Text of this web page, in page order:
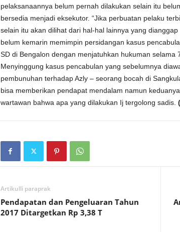
pelaksanaannya belum pernah dilakukan selain itu
bersedia menjadi eksekutor. “Jika perbuatan pelaku
selain itu akan dilihat dari hal-hal lainnya yang
belum kemarin memimpin persidangan kasus
SD di Bengalon dengan menjatuhkan hukuman selama
Menyinggung kasus pencabulan yang sebelumnya
pembunuhan terhadap Azly – seorang bocah di
bisa memberikan pendapat mendalam namun
wartawan bahwa apa yang dilakukan Ij tergolong sadis.
Artikulli paraprak
Pendapatan dan Pengeluaran Tahun
2017 Ditargetkan Rp 3,38 T